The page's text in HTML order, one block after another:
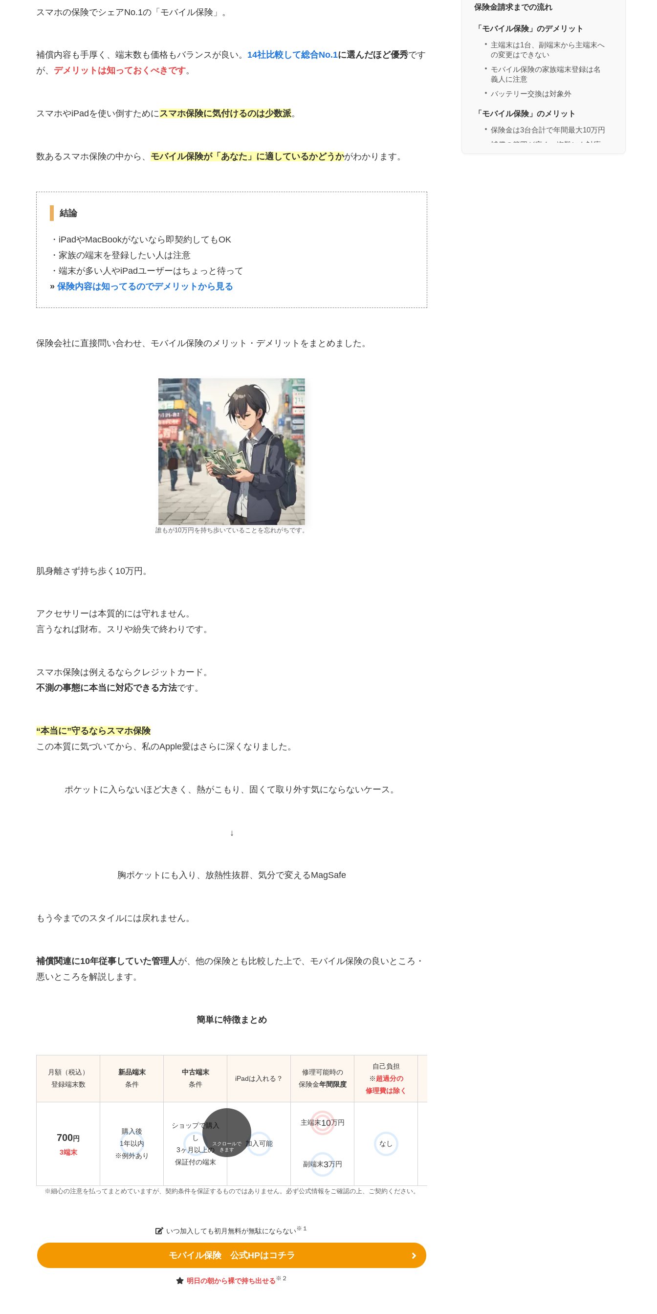
スマホの保険でシェアNo.1の「モバイル保険」。
補償内容も手厚く、端末数も価格もバランスが良い。 14社比較して総合No.1に選んだほど優秀です
が、 デメリットは知っておくべきです。
スマホやiPadを使い倒すためにスマホ保険に気付けるのは少数派。
数あるスマホ保険の中から、 モバイル保険が「あなた」に適しているかどうかがわかります。
結論
・iPadやMacBookがないなら即契約してもOK
・家族の端末を登録したい人は注意
・端末が多い人やiPadユーザーはちょっと待って
» 保険内容は知ってるのでデメリットから見る
保険会社に直接問い合わせ、モバイル保険のメリット・デメリットをまとめました。
誰もが10万円を持ち歩いていることを忘れがちです。
肌身離さず持ち歩く10万円。
アクセサリーは本質的には守れません。
言うなれば財布。スリや紛失で終わりです。
スマホ保険は例えるならクレジットカード。
不測の事態に本当に対応できる方法です。
“本当に”守るならスマホ保険
この本質に気づいてから、私のApple愛はさらに深くなりました。
ポケットに入らないほど大きく、熱がこもり、固くて取り外す気にならないケース。
↓
胸ポケットにも入り、放熱性抜群、気分で変えるMagSafe
もう今までのスタイルには戻れません。
補償関連に10年従事していた管理人が、他の保険とも比較した上で、モバイル保険の良いところ・
悪いところを解説します。
簡単に特徴まとめ
月額（税込）
登録端末数
新品端末
条件
中古端末
条件
iPadは入れる？
修理可能時の
保険金年間限度
自己負担
※超過分の
修理費は除く
700円
3端末
購入後
1年以内
※例外あり
ショップで購入
し
3ヶ月以上の
保証付の端末
加入可能
主端末10万円
副端末3万円
なし
スクロールで
きます
※細心の注意を払ってまとめていますが、契約条件を保証するものではありません。必ず公式情報をご確認の上、ご契約ください。
いつ加入しても初月無料が無駄にならない※１
モバイル保険 公式HPはコチラ
明日の朝から裸で持ち出せる※２
保険金請求までの流れ
「モバイル保険」のデメリット
主端末は1台、副端末から主端末へ
の変更はできない
モバイル保険の家族端末登録は名
義人に注意
バッテリー交換は対象外
「モバイル保険」のメリット
保険金は3台合計で年間最大10万円
補償の範囲が広く、盗難にも対応